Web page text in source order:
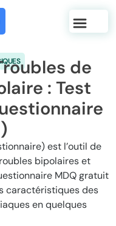
de
: Test
est l’outil de
bipolaires et
MDQ gratuit
caractéristiques des
en quelques